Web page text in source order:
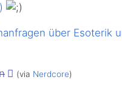
über Esoterik
(via Nerdcore)